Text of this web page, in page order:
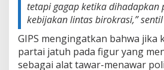
k
a
d
a
r
M
e
tetapi gagap ketika dihadapkan
kebijakan lintas birokrasi,”
GIPS mengingatkan bahwa jika
partai jatuh pada figur yang
sebagai alat tawar-menawar